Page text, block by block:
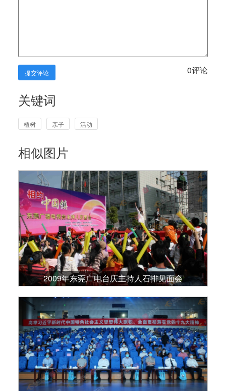
提交评论 0评论
关键词
植树 亲子 活动
相似图片
2009年东莞广电台庆主持人石排见面会